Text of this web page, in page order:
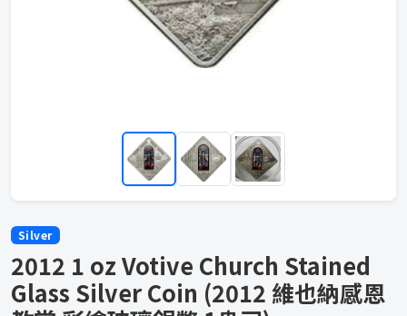
Silver
2012 1 oz Votive Church Stained
Glass Silver Coin (2012 維也納感恩